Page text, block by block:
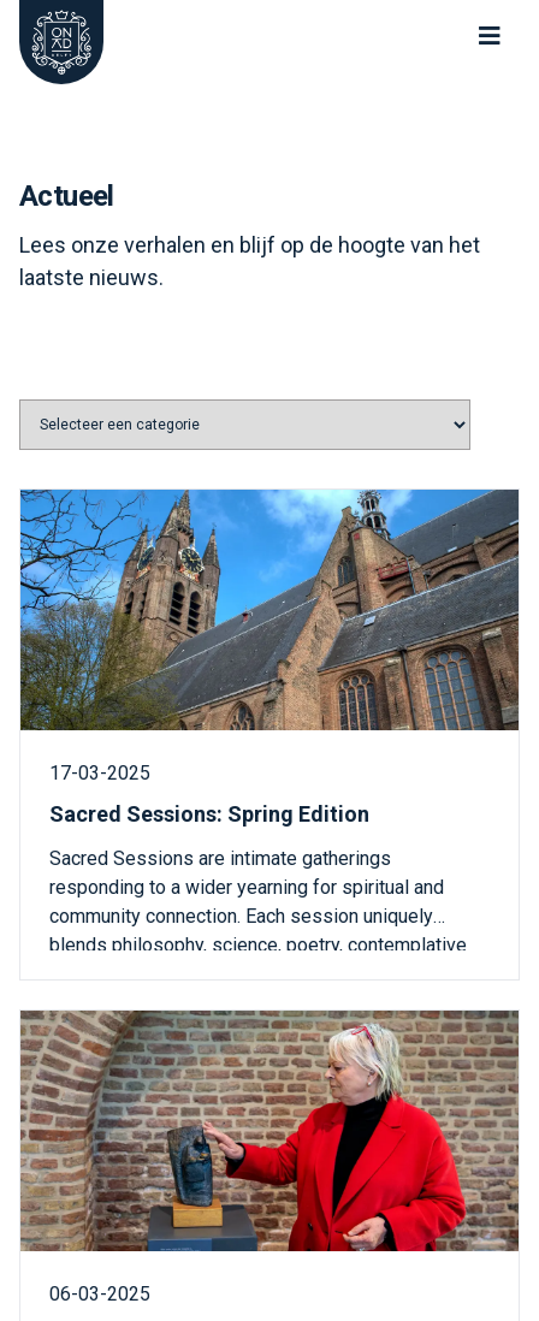
Oude Kerk Nieuwe Kerk Delft
Actueel
Lees onze verhalen en blijf op de hoogte van het
laatste nieuws.
17-03-2025
Sacred Sessions: Spring Edition
Sacred Sessions are intimate gatherings
responding to a wider yearning for spiritual and
community connection. Each session uniquely
blends philosophy, science, poetry, contemplative
practice, and collective reflection. Over 75 minutes a
that we may feel ideas rather than just
understanding them intellectually.
06-03-2025